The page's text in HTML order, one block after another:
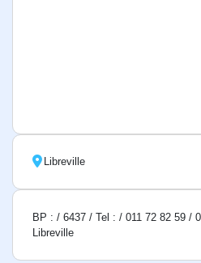
Libreville
BP : / 6437 / Tel : / 011 72 82 59 /
Libreville